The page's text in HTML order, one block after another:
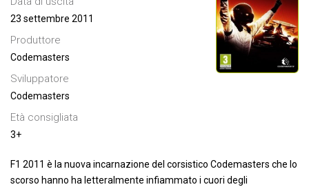
23 settembre 2011
Produttore
Codemasters
Sviluppatore
Codemasters
Età consigliata
3+
F1 2011 è la nuova incarnazione del corsistico Codemasters che lo
scorso hanno ha letteralmente infiammato i cuori degli